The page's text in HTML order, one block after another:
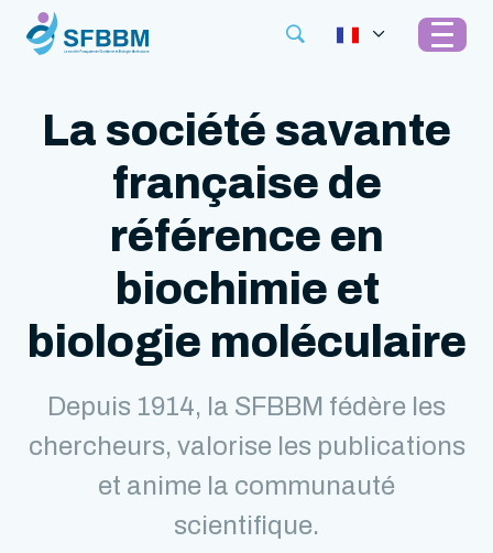
La société savante
française de
référence en
biochimie et
biologie moléculaire
Depuis 1914, la SFBBM fédère les
chercheurs, valorise les publications
et anime la communauté
scientifique.